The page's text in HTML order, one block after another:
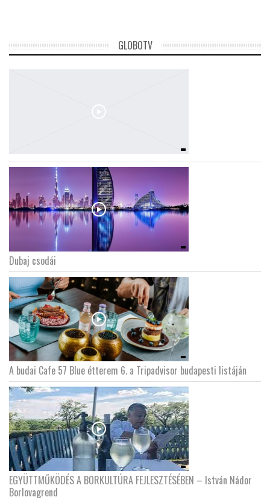
GLOBOTV
Dubaj csodái
A budai Cafe 57 Blue étterem 6. a Tripadvisor budapesti listáján
EGYÜTTMŰKÖDÉS A BORKULTÚRA FEJLESZTÉSÉBEN – István Nádor
Borlovagrend